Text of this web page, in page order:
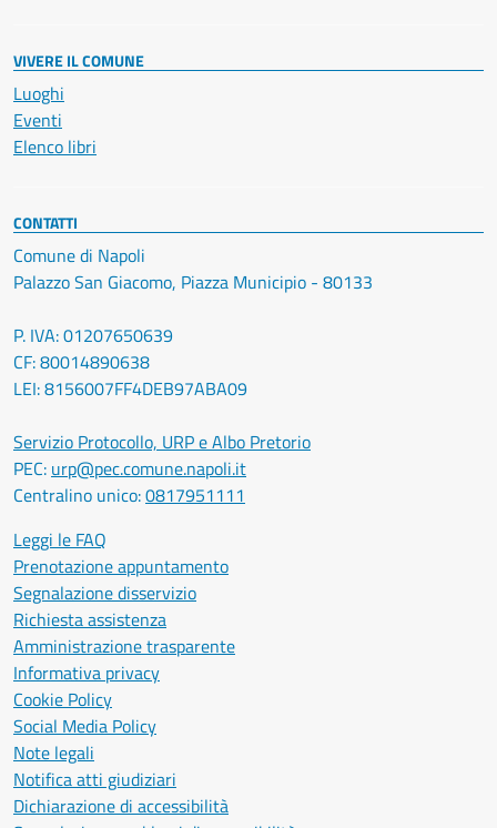
VIVERE IL COMUNE
Luoghi
Eventi
Elenco libri
CONTATTI
Comune di Napoli
Palazzo San Giacomo, Piazza Municipio - 80133
P. IVA: 01207650639
CF: 80014890638
LEI: 8156007FF4DEB97ABA09
Servizio Protocollo, URP e Albo Pretorio
PEC: urp@pec.comune.napoli.it
Centralino unico:0817951111
Leggi le FAQ
Prenotazione appuntamento
Segnalazione disservizio
Richiesta assistenza
Amministrazione trasparente
Informativa privacy
Cookie Policy
Social Media Policy
Note legali
Notifica atti giudiziari
Dichiarazione di accessibilità